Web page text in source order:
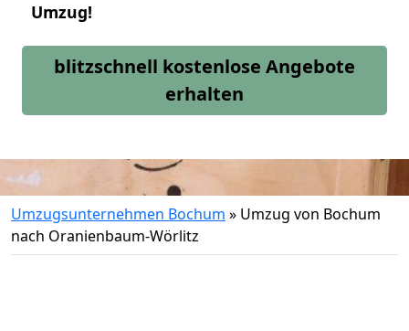
Umzug!
blitzschnell kostenlose Angebote
erhalten
Umzugsunternehmen Bochum » Umzug von Bochum
nach Oranienbaum-Wörlitz